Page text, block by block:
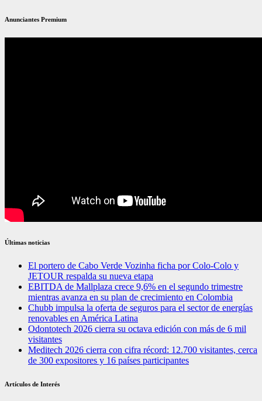
Anunciantes Premium
Últimas noticias
El portero de Cabo Verde Vozinha ficha por Colo-Colo y
JETOUR respalda su nueva etapa
EBITDA de Mallplaza crece 9,6% en el segundo trimestre
mientras avanza en su plan de crecimiento en Colombia
Chubb impulsa la oferta de seguros para el sector de energías
renovables en América Latina
Odontotech 2026 cierra su octava edición con más de 6 mil
visitantes
Meditech 2026 cierra con cifra récord: 12.700 visitantes, cerca
de 300 expositores y 16 países participantes
Artículos de Interés